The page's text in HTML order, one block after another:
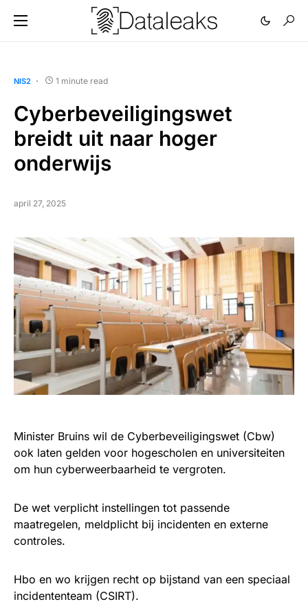
NIS2 1 minute read
Cyberbeveiligingswet
breidt uit naar hoger
onderwijs
april 27, 2025
Minister Bruins wil de Cyberbeveiligingswet (Cbw)
ook laten gelden voor hogescholen en universiteiten
om hun cyberweerbaarheid te vergroten.
De wet verplicht instellingen tot passende
maatregelen, meldplicht bij incidenten en externe
controles.
Hbo en wo krijgen recht op bijstand van een speciaal
incidententeam (CSIRT).